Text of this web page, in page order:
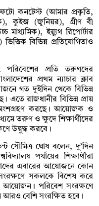
কনটেস্ট (আমার প্রকৃতি,
কুইজ (জুনিয়র), গ্রীণ বী
মাধ্যমিক), ইয়্যুথ রিপোর্টার
বিভিন্ন প্রতিযোগিতাও
পরিবেশের প্রতি তরুণদের
প্রথম ন্যাচার ক্লাব
গত দুইদিন থেকে বিভিন্ন
এতে রাজধানীর বিভিন্ন প্রায়
অংশগ্রহণ করছে। আয়োজক ও
তরুণ ও ক্ষুদে শিক্ষার্থীদের
উদ্বুদ্ধ করবে।
সৌমিত্র ঘোষ বলেন, দু’দিন
পর্যায়ের শিক্ষার্থীরা
এবারের আয়োজনে কোন
সকলকে বিশেষ করে
পরিবেশ সংরক্ষণে
বেশি সংরক্ষিত হবে।